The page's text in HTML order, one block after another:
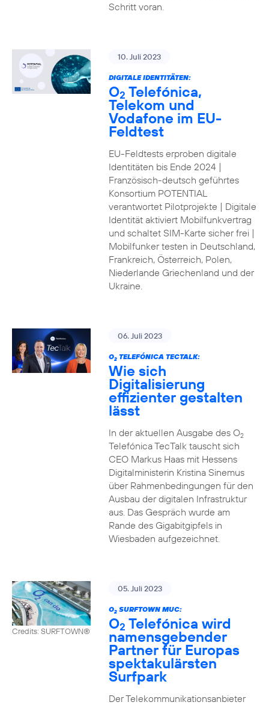
Schritt voran.
10. Juli 2023
DIGITALE IDENTITÄTEN:
O2 Telefónica,
Telekom und
Vodafone im EU-
Feldtest
EU-Feldtests erproben digitale
Identitäten bis Ende 2024 |
Französisch-deutsch geführtes
Konsortium POTENTIAL
verantwortet Pilotprojekte | Digitale
Identität aktiviert Mobilfunkvertrag
und schaltet SIM-Karte sicher frei |
Mobilfunker testen in Deutschland,
Frankreich, Österreich, Polen,
Niederlande Griechenland und der
Ukraine.
06. Juli 2023
O2TELEFÓNICA TECTALK:
Wie sich
Digitalisierung
effizienter gestalten
lässt
In der aktuellen Ausgabe des O2
Telefónica TecTalk tauscht sich
CEO Markus Haas mit Hessens
Digitalministerin Kristina Sinemus
über Rahmenbedingungen für den
Ausbau der digitalen Infrastruktur
aus. Das Gespräch wurde am
Rande des Gigabitgipfels in
Wiesbaden aufgezeichnet.
Credits: SURFTOWN®
05. Juli 2023
O2SURFTOWN MUC:
O2 Telefónica wird
namensgebender
Partner für Europas
spektakulärsten
Surfpark
Der Telekommunikationsanbieter